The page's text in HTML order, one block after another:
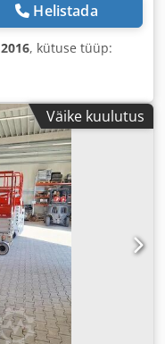
Helistada
2016, kütuse tüüp:
Väike kuulutus